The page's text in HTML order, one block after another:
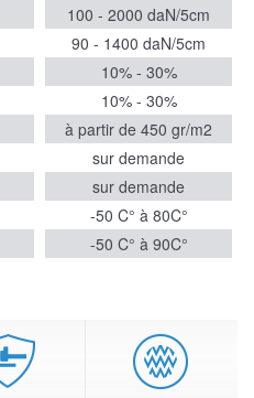
100 - 2000 daN/5cm
90 - 1400 daN/5cm
10% - 30%
10% - 30%
à partir de 450 gr/m2
sur demande
sur demande
-50 C° à 80C°
-50 C° à 90C°